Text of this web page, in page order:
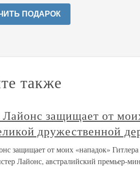
ПОДАРОК
также
защищает от
дружественной
защищает от моих «нападок»
Лайонс, австралийский премьер-